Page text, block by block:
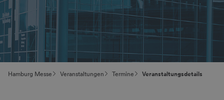
Hamburg Messe Veranstaltungen Termine Veranstaltungsdetails